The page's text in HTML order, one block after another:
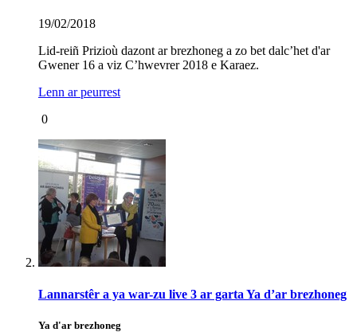
19/02/2018
Lid-reiñ Prizioù dazont ar brezhoneg a zo bet dalc’het d'ar
Gwener 16 a viz C’hwevrer 2018 e Karaez.
Lenn ar peurrest
0
Lannarstêr a ya war-zu live 3 ar garta Ya d’ar brezhoneg
Ya d'ar brezhoneg